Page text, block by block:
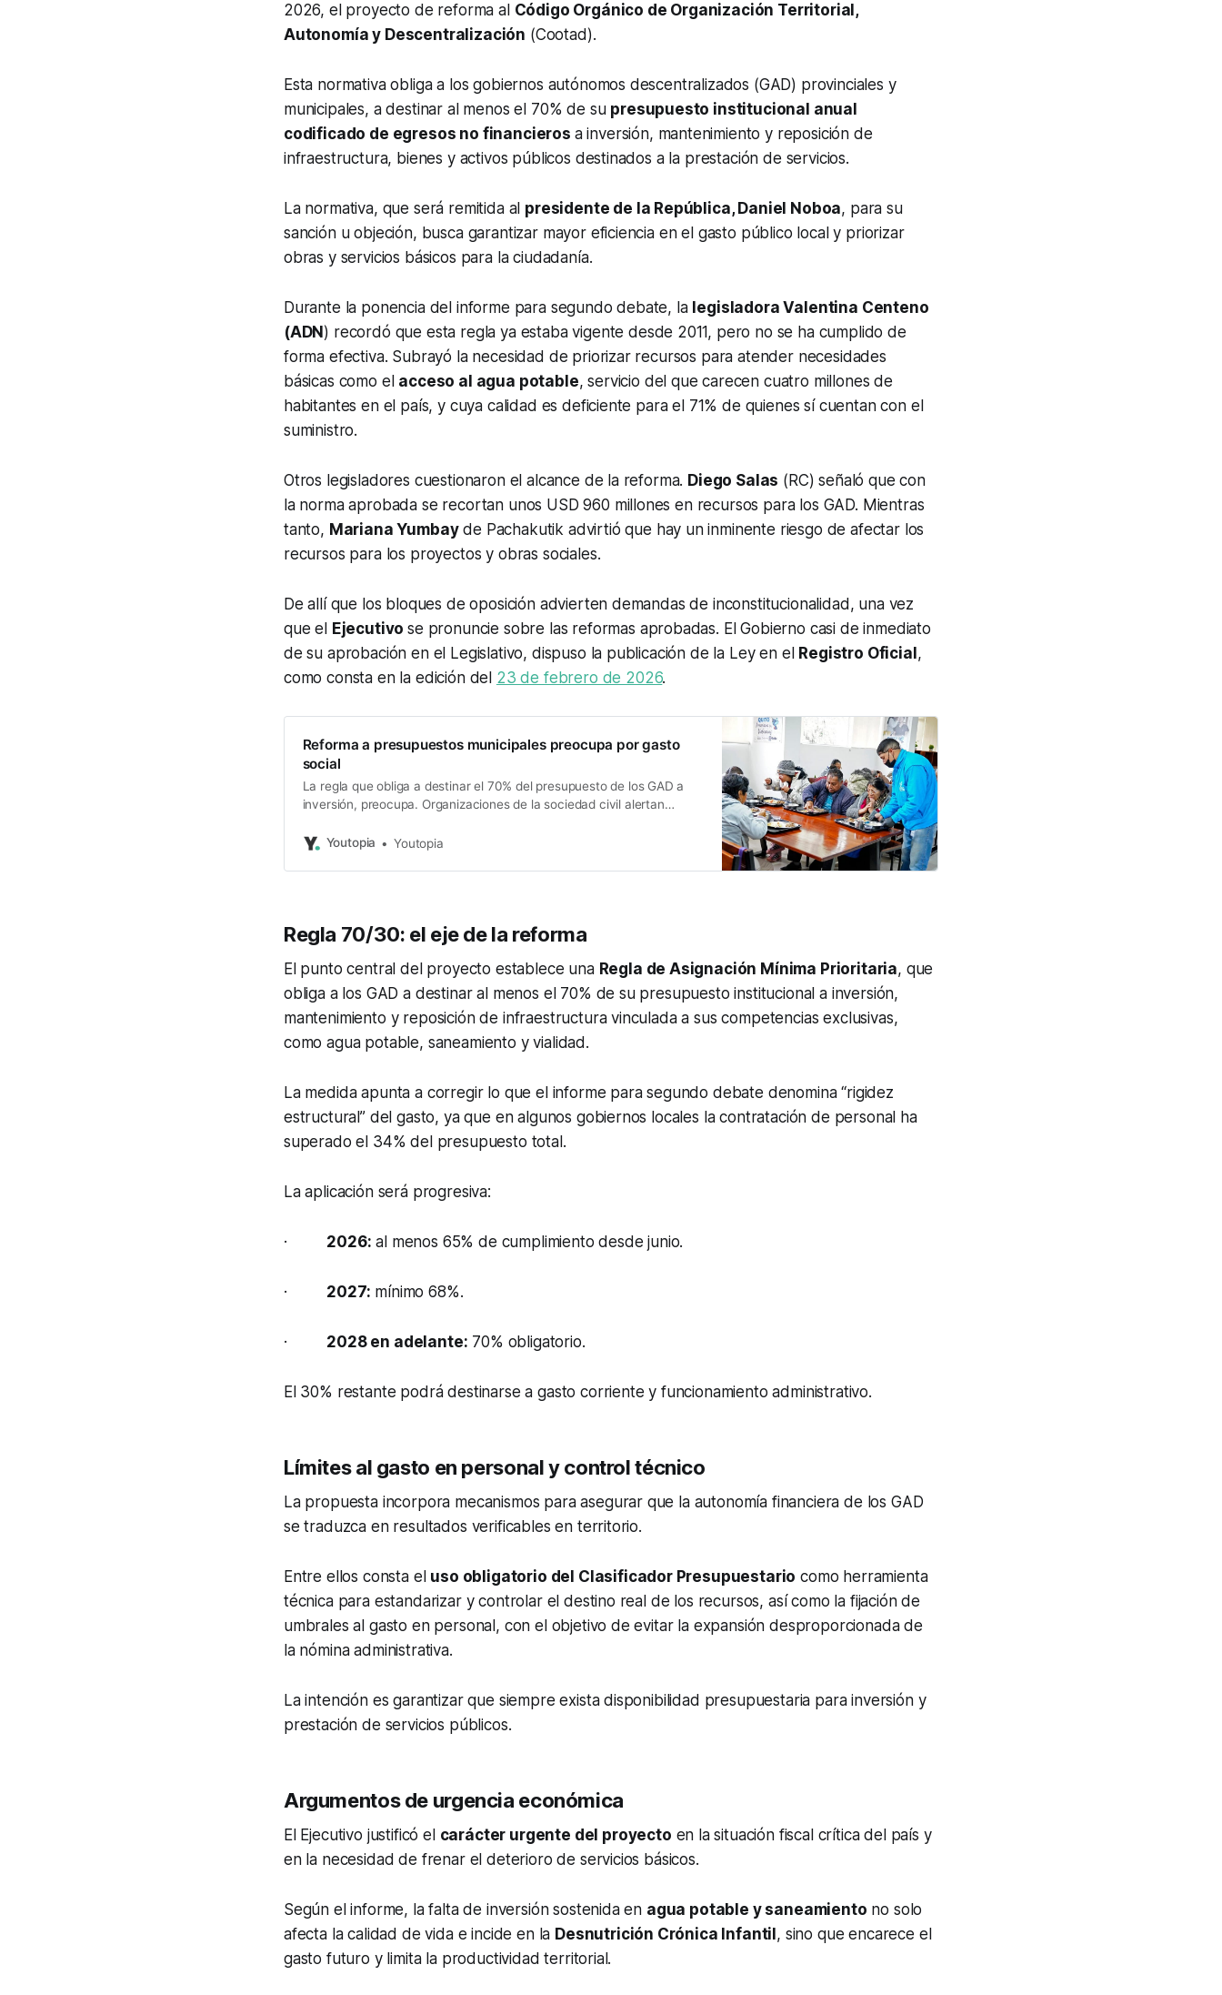
2026, el proyecto de reforma al Código Orgánico de Organización Territorial,
Autonomía y Descentralización (Cootad).
Esta normativa obliga a los gobiernos autónomos descentralizados (GAD) provinciales y
municipales, a destinar al menos el 70% de su presupuesto institucional anual
codificado de egresos no financieros a inversión, mantenimiento y reposición de
infraestructura, bienes y activos públicos destinados a la prestación de servicios.
La normativa, que será remitida al presidente de la República, Daniel Noboa, para su
sanción u objeción, busca garantizar mayor eficiencia en el gasto público local y priorizar
obras y servicios básicos para la ciudadanía.
Durante la ponencia del informe para segundo debate, la legisladora Valentina Centeno
(ADN ) recordó que esta regla ya estaba vigente desde 2011, pero no se ha cumplido de
forma efectiva. Subrayó la necesidad de priorizar recursos para atender necesidades
básicas como el acceso al agua potable, servicio del que carecen cuatro millones de
habitantes en el país, y cuya calidad es deficiente para el 71% de quienes sí cuentan con el
suministro.
Otros legisladores cuestionaron el alcance de la reforma. Diego Salas (RC) señaló que con
la norma aprobada se recortan unos USD 960 millones en recursos para los GAD. Mientras
tanto, Mariana Yumbayde Pachakutik advirtió que hay un inminente riesgo de afectar los
recursos para los proyectos y obras sociales.
De allí que los bloques de oposición advierten demandas de inconstitucionalidad, una vez
que el
Ejecutivose pronuncie sobre las reformas aprobadas. El Gobierno casi de inmediato
de su aprobación en el Legislativo, dispuso la publicación de la Ley en el Registro Oficial ,
como consta en la edición del 23 de febrero de 2026.
Reforma a presupuestos municipales preocupa por gasto
social
La regla que obliga a destinar el 70% del presupuesto de los GAD a
inversión, preocupa. Organizaciones de la sociedad civil alertan
Youtopia
Youtopia
Regla 70/30: el eje de la reforma
El punto central del proyecto establece una Regla de Asignación Mínima Prioritaria, que
obliga a los GAD a destinar al menos el 70% de su presupuesto institucional a inversión,
mantenimiento y reposición de infraestructura vinculada a sus competencias exclusivas,
como agua potable, saneamiento y vialidad.
La medida apunta a corregir lo que el informe para segundo debate denomina “rigidez
estructural” del gasto, ya que en algunos gobiernos locales la contratación de personal ha
superado el 34% del presupuesto total.
La aplicación será progresiva:
· 2026: al menos 65% de cumplimiento desde junio.
· 2027: mínimo 68%.
· 2028 en adelante: 70% obligatorio.
El 30% restante podrá destinarse a gasto corriente y funcionamiento administrativo.
Límites al gasto en personal y control técnico
La propuesta incorpora mecanismos para asegurar que la autonomía financiera de los GAD
se traduzca en resultados verificables en territorio.
Entre ellos consta el uso obligatorio del Clasificador Presupuestario como herramienta
técnica para estandarizar y controlar el destino real de los recursos, así como la fijación de
umbrales al gasto en personal, con el objetivo de evitar la expansión desproporcionada de
la nómina administrativa.
La intención es garantizar que siempre exista disponibilidad presupuestaria para inversión y
prestación de servicios públicos.
Argumentos de urgencia económica
El Ejecutivo justificó el carácter urgente del proyecto en la situación fiscal crítica del país y
en la necesidad de frenar el deterioro de servicios básicos.
Según el informe, la falta de inversión sostenida en agua potable y saneamiento no solo
afecta la calidad de vida e incide en la Desnutrición Crónica Infantil , sino que encarece el
gasto futuro y limita la productividad territorial.